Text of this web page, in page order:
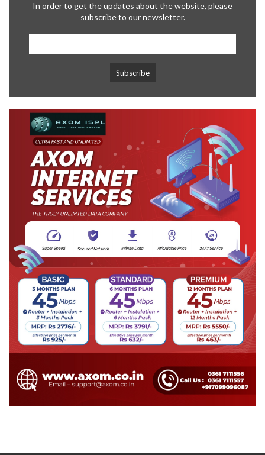
In order to get the updates about the website, please
subscribe to our newsletter.